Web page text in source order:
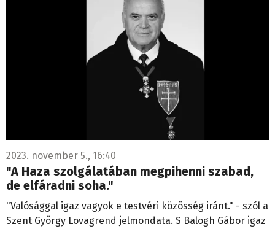
2023. november 5., 16:40
"A Haza szolgálatában megpihenni szabad,
de elfáradni soha."
"Valósággal igaz vagyok e testvéri közösség iránt." - szól a
Szent György Lovagrend jelmondata. S Balogh Gábor igaz